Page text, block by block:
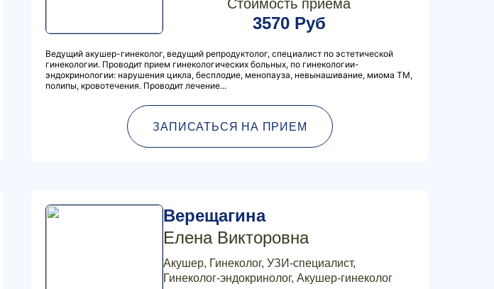
Стоимость приема
3570 Руб
Ведущий акушер-гинеколог, ведущий репродуктолог, специалист по эстетической
гинекологии. Проводит прием гинекологических больных, по гинекологии-
эндокринологии: нарушения цикла, бесплодие, менопауза, невынашивание, миома ТМ,
полипы, кровотечения. Проводит лечение...
ЗАПИСАТЬСЯ НА ПРИЕМ
Верещагина
Елена Викторовна
Акушер, Гинеколог, УЗИ-специалист,
Гинеколог-эндокринолог, Акушер-гинеколог